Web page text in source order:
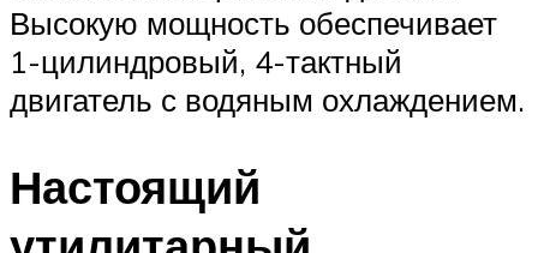
Высокую мощность обеспечивает
1-цилиндровый, 4-тактный
двигатель с водяным охлаждением.
Настоящий